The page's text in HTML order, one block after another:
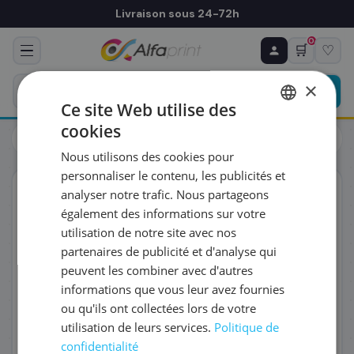
Livraison sous 24-72h
🛒
0
♡
Cartouches
Canon
ORIGINAL
♻ COMMANDE RÉCURRENTE
Prévoyez & économisez
Programmez votre prochain achat — notre équipe
vous prépare un devis personnalisé
RÉFÉRENCE DU PRODUIT
FRÉQUENCE
QUANTITÉ PAR LIVRAISON
DATE DE PREMIÈRE LIVRAISON SOUHAITÉE
×
Ce site Web utilise des
cookies
Nous utilisons des cookies pour
personnaliser le contenu, les publicités et
analyser notre trafic. Nous partageons
également des informations sur votre
utilisation de notre site avec nos
partenaires de publicité et d'analyse qui
peuvent les combiner avec d'autres
informations que vous leur avez fournies
ou qu'ils ont collectées lors de votre
utilisation de leurs services. Politique de
confidentialité